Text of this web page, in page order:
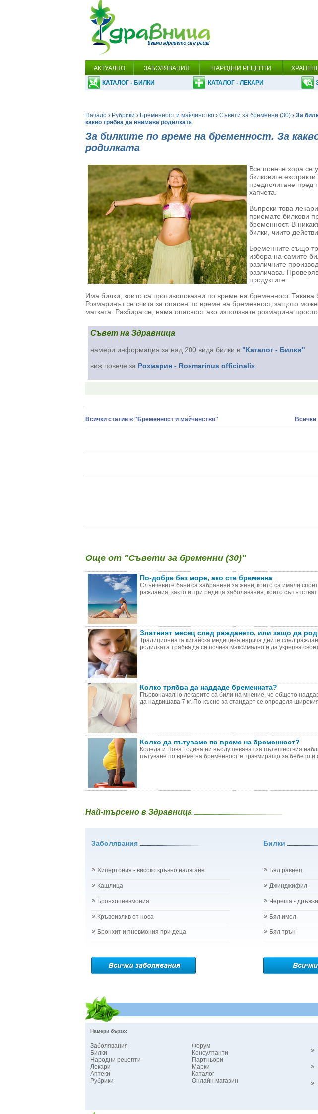
АКТУАЛНО ЗАБОЛЯВАНИЯ НАРОДНИ РЕЦЕПТИ
КАТАЛОГ - БИЛКИ КАТАЛОГ - ЛЕКАРИ
Начало › Рубрики › Бременност и майчинство › Съвети за бременни (30) › За
какво трябва да внимава родилката
За билките по време на бременност. За
родилката
Все повече хора се
билковите
предпочитане пред
хапчета.
Въпреки това
приемате билкови
бременност. В
билки, чиито
Бременните също
избора на самите
различните
различава.
продуктите.
Има билки, които са противопоказни по време на бременност. Такава
Розмаринът се счита за опасен по време на бременност, защото
матката. Разбира се, няма опасност ако използвате розмарина просто
Съвет на Здравница
намери информация за над 200 вида билки в "Каталог - Билки"
виж повече за Розмарин - Rosmarinus officinalis
Всички статии в "Бременност и майчинство" Всички
Още от "Съвети за бременни (30)"
По-добре без море, ако сте бременна
Слънчевите бани са забранени за жени, които са имали
раждания, както и при редица заболявания, които
Златният месец след раждането, или защо да
Традиционната китайска медицина нарича дните след
родилката трябва да си почива максимално и да укрепва
Колко трябва да наддаде бременната?
Първоначално лекарите са били на мнение, че общото
да надвишава 7 кг. По-късно за стандарт се определя
Колко да пътуваме по време на бременност?
Коледа и Нова Година ни въодушевяват за пътешествия
пътуване по време на бременност е травмиращо за бебето и
Най-търсено в Здравница
Заболявания Билки
Хипертония - високо кръвно налягане
Кашлица
Бронхопневмония
Кръвоизлив от носа
Бронхит и пневмония при деца
Бял равнец
Джинджифил
Череша - дръжки
Бял имел
Бял трън
Намери бързо:
Заболявания
Билки
Народни рецепти
Лекари
Аптеки
Рубрики
Форум
Консултанти
Партньори
Марки
Каталог
Онлайн магазин